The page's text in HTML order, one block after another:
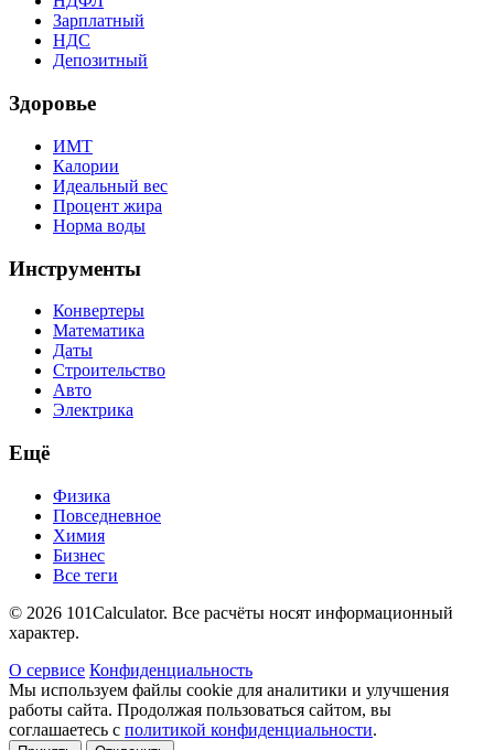
Зарплатный
НДС
Депозитный
Здоровье
ИМТ
Калории
Идеальный вес
Процент жира
Норма воды
Инструменты
Конвертеры
Математика
Даты
Строительство
Авто
Электрика
Ещё
Физика
Повседневное
Химия
Бизнес
Все теги
© 2026 101Calculator. Все расчёты носят информационный
характер.
О сервисе Конфиденциальность
Мы используем файлы cookie для аналитики и улучшения
работы сайта. Продолжая пользоваться сайтом, вы
соглашаетесь с политикой конфиденциальности.